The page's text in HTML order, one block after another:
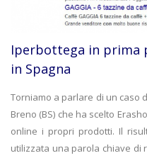
Iperbottega in prima
in Spagna
Torniamo a parlare di un caso
Breno (BS) che ha scelto
online i propri prodotti. Il
utilizzata una parola chiave di